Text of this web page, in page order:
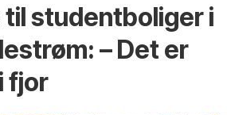
student­boliger i
– Det er
fjor